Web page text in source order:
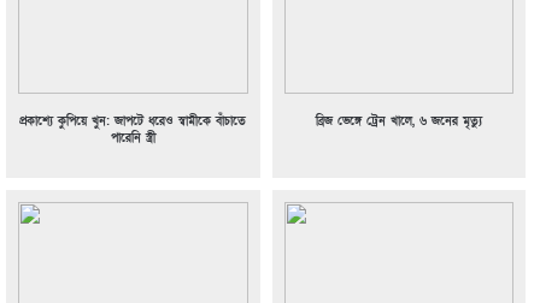
প্রকাশ্যে কুপিয়ে খুন: জাপটে ধরেও স্বামীকে বাঁচাতে
পারেনি স্ত্রী
ব্রিজ ভেঙ্গে ট্রেন খালে, ৬ জনের মৃত্যু